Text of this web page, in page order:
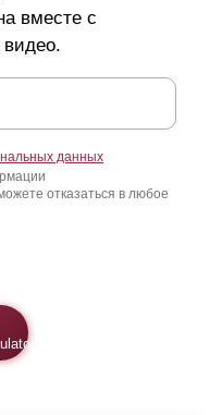
вместе с
данных
отказаться в любое